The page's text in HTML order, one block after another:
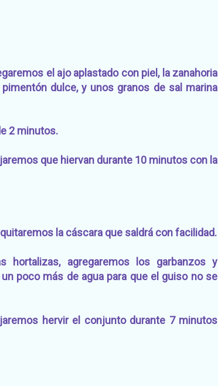
el ajo aplastado con piel, la zanahoria
dulce, y unos granos de sal marina
2 minutos.
que hiervan durante 10 minutos con la
la cáscara que saldrá con facilidad.
agregaremos los garbanzos y
poco más de agua para que el guiso no se
hervir el conjunto durante 7 minutos